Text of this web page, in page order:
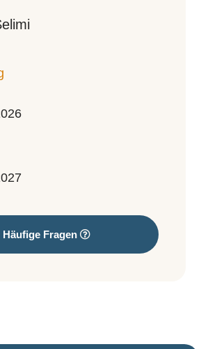
Häufige Fragen